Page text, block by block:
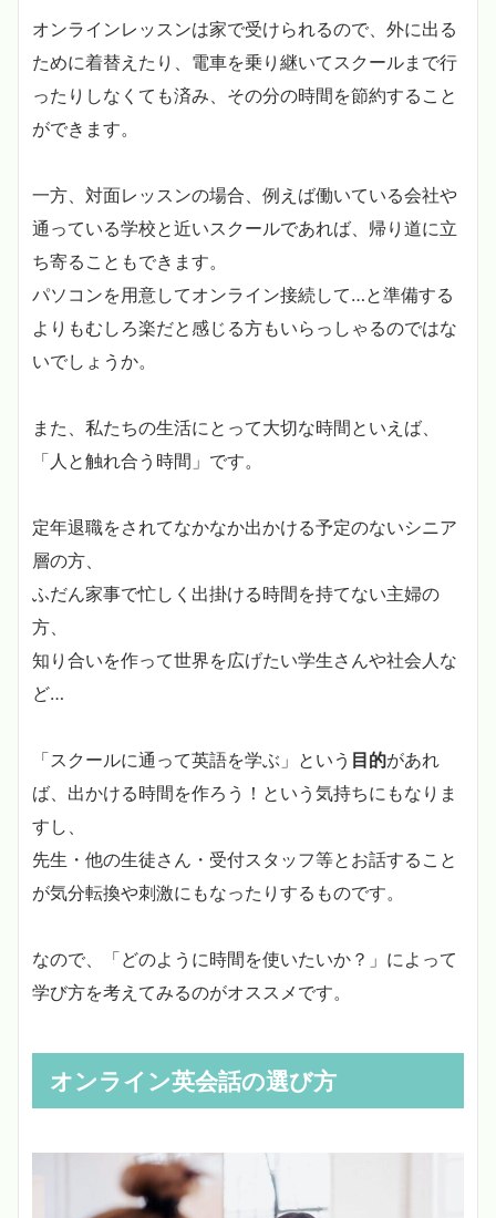
オンラインレッスンは家で受けられるので、外に出る
ために着替えたり、電車を乗り継いてスクールまで行
ったりしなくても済み、その分の時間を節約すること
ができます。
一方、対面レッスンの場合、例えば働いている会社や
通っている学校と近いスクールであれば、帰り道に立
ち寄ることもできます。
パソコンを用意してオンライン接続して…と準備する
よりもむしろ楽だと感じる方もいらっしゃるのではな
いでしょうか。
また、私たちの生活にとって大切な時間といえば、
「人と触れ合う時間」です。
定年退職をされてなかなか出かける予定のないシニア
層の方、
ふだん家事で忙しく出掛ける時間を持てない主婦の
方、
知り合いを作って世界を広げたい学生さんや社会人な
ど…
「スクールに通って英語を学ぶ」という 目的があれ
ば、出かける時間を作ろう！という気持ちにもなりま
すし、
先生・他の生徒さん・受付スタッフ等とお話すること
が気分転換や刺激にもなったりするものです。
なので、「どのように時間を使いたいか？」によって
学び方を考えてみるのがオススメです。
オンライン英会話の選び方